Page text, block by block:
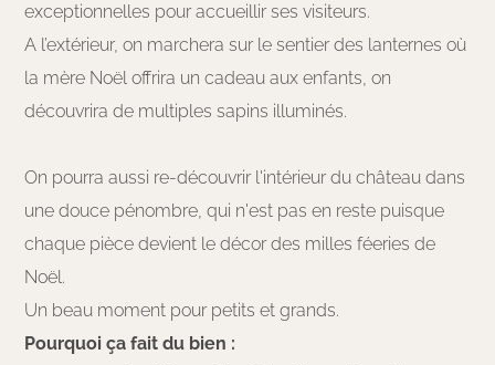
exceptionnelles pour accueillir ses visiteurs.
A l’extérieur, on marchera sur le sentier des lanternes où
la mère Noël offrira un cadeau aux enfants, on
découvrira de multiples sapins illuminés.
On pourra aussi re-découvrir l'intérieur du château dans
une douce pénombre, qui n'est pas en reste puisque
chaque pièce devient le décor des milles féeries de
Noël.
Un beau moment pour petits et grands.
Pourquoi ça fait du bien :